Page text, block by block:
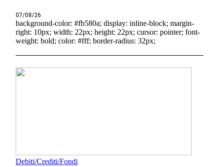
07/08/26
background-color: #fb580a; display: inline-block; margin-
right: 10px; width: 22px; height: 22px; cursor: pointer; font-
weight: bold; color: #fff; border-radius: 32px;
Debiti/Crediti/Fondi